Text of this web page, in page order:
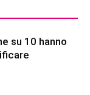
su 10 hanno